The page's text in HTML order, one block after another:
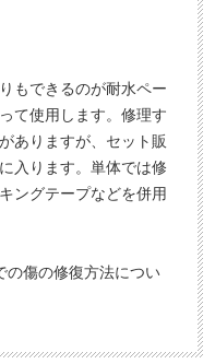
もできるのが耐水ペー
て使用します。修理す
ありますが、セット販
入ります。単体では修
ングテープなどを併用
の傷の修復方法につい